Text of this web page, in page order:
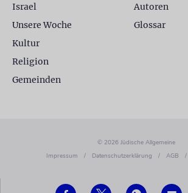
Israel
Unsere Woche
Kultur
Religion
Gemeinden
Autoren
Glossar
© 2026 Jüdische Allgemeine
Impressum
/ Datenschutzerklärung / AGB /